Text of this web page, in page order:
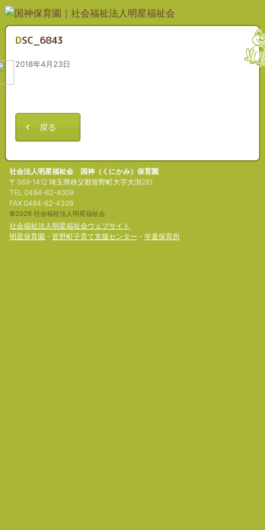
DSC_6843
2018年4月23日
戻る
社会法人明星福祉会 国神（くにかみ）保育園
〒369-1412 埼玉県秩父郡皆野町大字大渕281
TEL 0494-62-4009
FAX 0494-62-4309
©2026 社会福祉法人明星福祉会
社会福祉法人明星福祉会ウェブサイト
明星保育園 ・ 皆野町子育て支援センター ・ 学童保育所